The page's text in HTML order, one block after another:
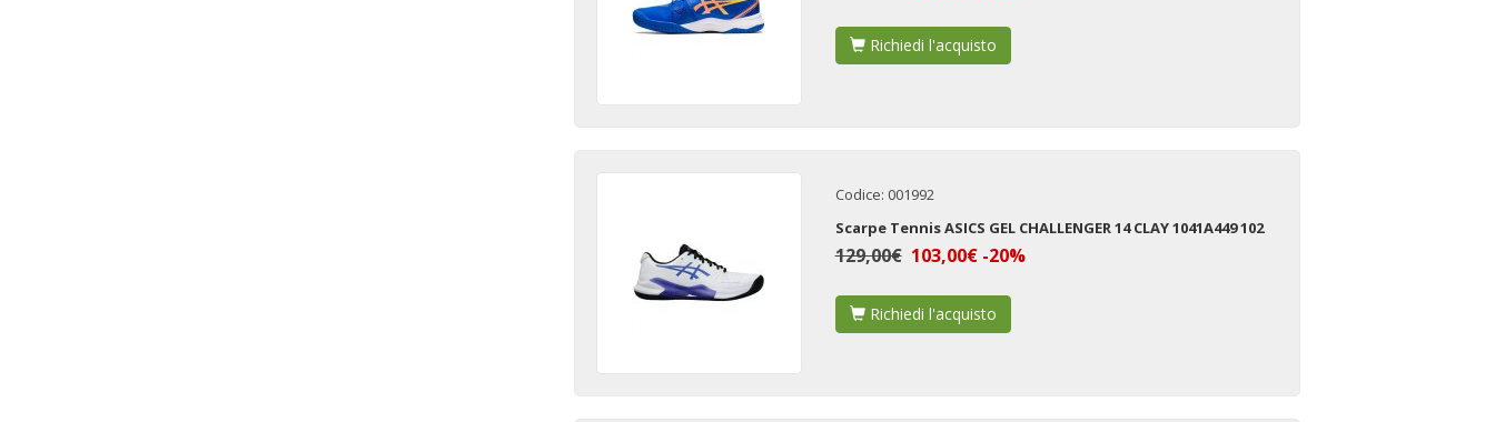
Richiedi l'acquisto
Codice: 001992
Scarpe Tennis ASICS GEL CHALLENGER 14 CLAY 1041A449 102
129,00€ 103,00€ -20%
Richiedi l'acquisto